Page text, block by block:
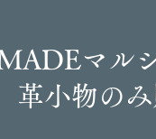
マル
小物のみ